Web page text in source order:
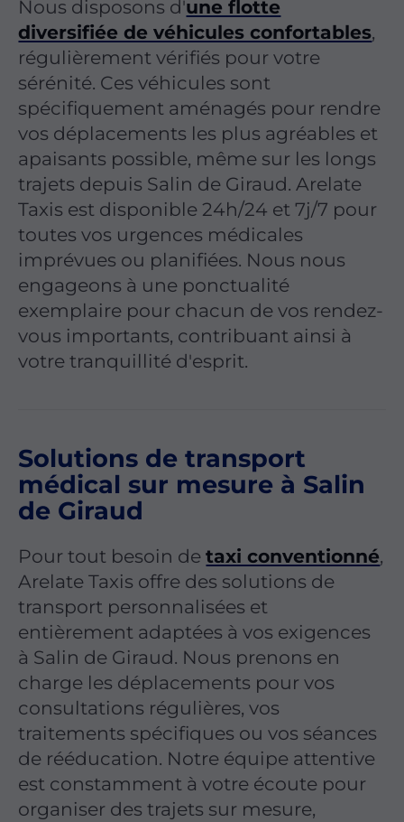
Nous disposons d'une flotte
diversifiée de véhicules confortables,
régulièrement vérifiés pour votre
sérénité. Ces véhicules sont
spécifiquement aménagés pour rendre
vos déplacements les plus agréables et
apaisants possible, même sur les longs
trajets depuis Salin de Giraud. Arelate
Taxis est disponible 24h/24 et 7j/7 pour
toutes vos urgences médicales
imprévues ou planifiées. Nous nous
engageons à une ponctualité
exemplaire pour chacun de vos rendez-
vous importants, contribuant ainsi à
votre tranquillité d'esprit.
Solutions de transport
médical sur mesure à Salin
de Giraud
Pour tout besoin detaxi conventionné,
Arelate Taxis offre des solutions de
transport personnalisées et
entièrement adaptées à vos exigences
à Salin de Giraud. Nous prenons en
charge les déplacements pour vos
consultations régulières, vos
traitements spécifiques ou vos séances
de rééducation. Notre équipe attentive
est constamment à votre écoute pour
organiser des trajets sur mesure,